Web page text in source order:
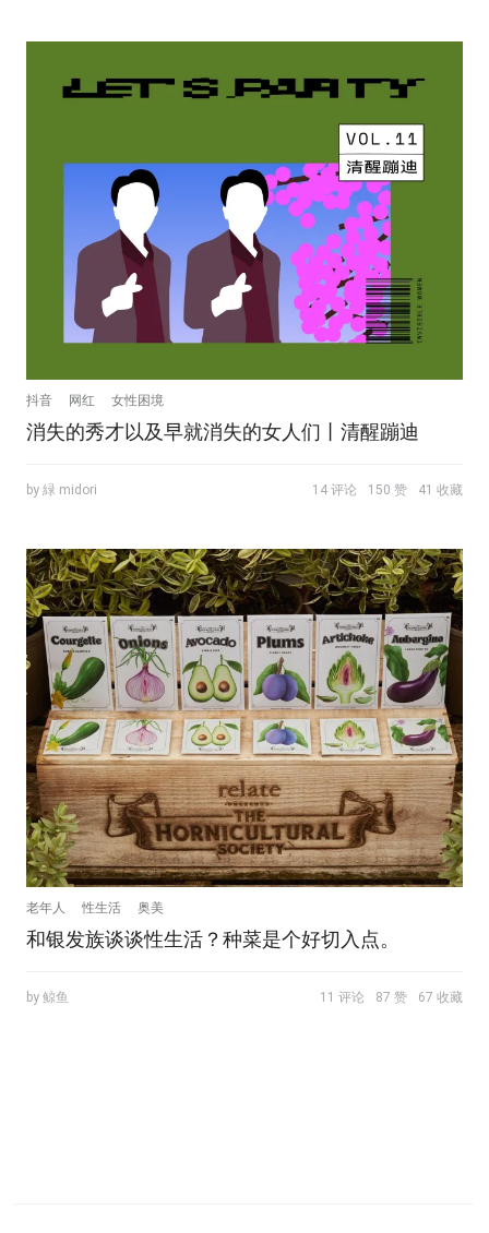
抖音 网红 女性困境
消失的秀才以及早就消失的女人们丨清醒蹦迪
by 緑 midori 14 评论 150 赞 41 收藏
老年人 性生活 奥美
和银发族谈谈性生活？种菜是个好切入点。
by 鲸鱼 11 评论 87 赞 67 收藏